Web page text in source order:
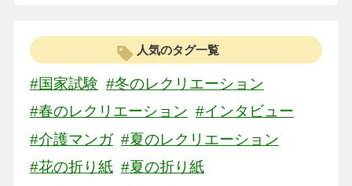
人気のタグ一覧
#国家試験 #冬のレクリエーション
#春のレクリエーション #インタビュー
#介護マンガ #夏のレクリエーション
#花の折り紙 #夏の折り紙